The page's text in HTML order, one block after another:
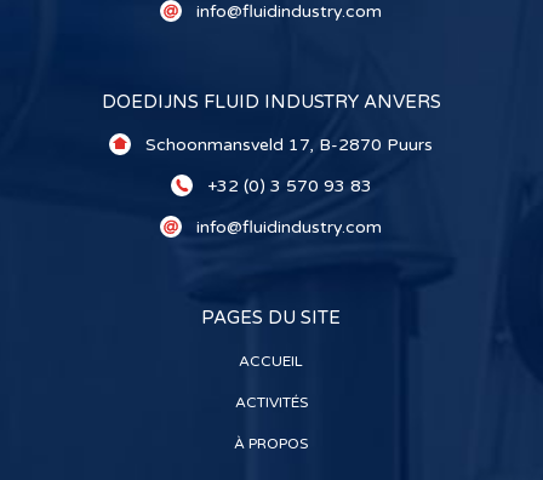
info@fluidindustry.com
DOEDIJNS FLUID INDUSTRY ANVERS
Schoonmansveld 17, B-2870 Puurs
+32 (0) 3 570 93 83
info@fluidindustry.com
PAGES DU SITE
ACCUEIL
ACTIVITÉS
À PROPOS